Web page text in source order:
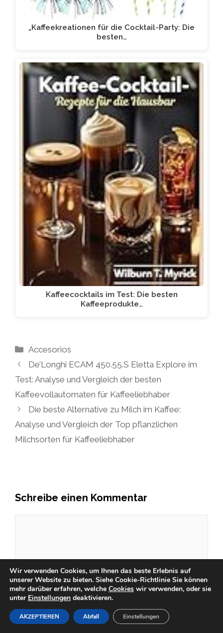
„Kaffeekreationen für die Cocktail-Party: Die
besten…
Kaffeecocktails im Test: Die besten
Kaffeeprodukte…
Kategorien
Accesorios
De’Longhi ECAM 450.55.S Eletta Explore im
Test: Analyse und Vergleich der besten
Kaffeevollautomaten für Kaffeeliebhaber
Die beste Alternative zu Milch im Kaffee:
Analyse und Vergleich der Top pflanzlichen
Milchsorten für Kaffeeliebhaber
Schreibe einen Kommentar
Wir verwenden Cookies, um Ihnen das beste Erlebnis auf
unserer Website zu bieten. Siehe Cookie-Richtlinie Sie können
mehr darüber erfahren, welche Cookies wir verwenden, oder sie
unter Einstellungen deaktivieren.
AKZEPTIEREN Abfall Einstellungen